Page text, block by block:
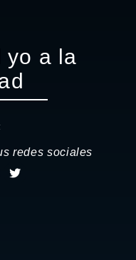
yo a la
redes sociales